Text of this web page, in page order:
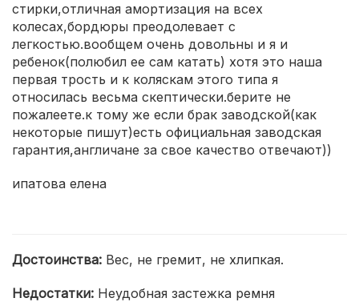
стирки,отличная амортизация на всех
колесах,бордюры преодолевает с
легкостью.вообщем очень довольны и я и
ребенок(полюбил ее сам катать) хотя это наша
первая трость и к коляскам этого типа я
относилась весьма скептически.берите не
пожалеете.к тому же если брак заводской(как
некоторые пишут)есть официальная заводская
гарантия,англичане за свое качество отвечают))
ипатова елена
Достоинства: Вес, не гремит, не хлипкая.
Недостатки: Неудобная застежка ремня